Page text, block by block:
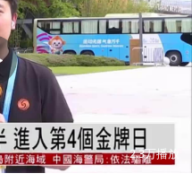
01:44
2.3万播放